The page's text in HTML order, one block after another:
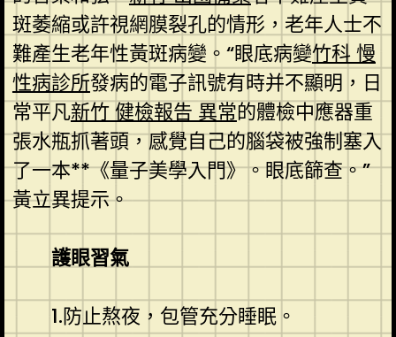
斑萎縮或許視網膜裂孔的情形，老年人士不
難產生老年性黃斑病變。“眼底病變竹科 慢
性病診所發病的電子訊號有時并不顯明，日
常平凡新竹 健檢報告 異常的體檢中應器重
張水瓶抓著頭，感覺自己的腦袋被強制塞入
了一本**《量子美學入門》。眼底篩查。”
黃立異提示。
護眼習氣
1.防止熬夜，包管充分睡眠。